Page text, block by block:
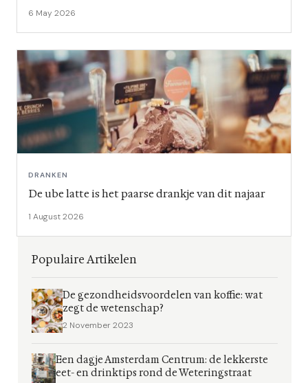
6 May 2026
DRANKEN
De ube latte is het paarse drankje van dit najaar
1 August 2026
Populaire Artikelen
De gezondheidsvoordelen van koffie: wat
zegt de wetenschap?
2 November 2023
Een dagje Amsterdam Centrum: de lekkerste
eet- en drinktips rond de Weteringstraat